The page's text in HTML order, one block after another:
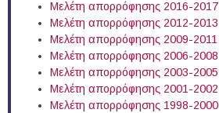
Μελέτη απορρόφησης 2016-2017
Μελέτη απορρόφησης 2012-2013
Μελέτη απορρόφησης 2009-2011
Μελέτη απορρόφησης 2006-2008
Μελέτη απορρόφησης 2003-2005
Μελέτη απορρόφησης 2001-2002
Μελέτη απορρόφησης 1998-2000